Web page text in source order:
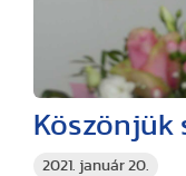
2021. január 20.
Köszönjük